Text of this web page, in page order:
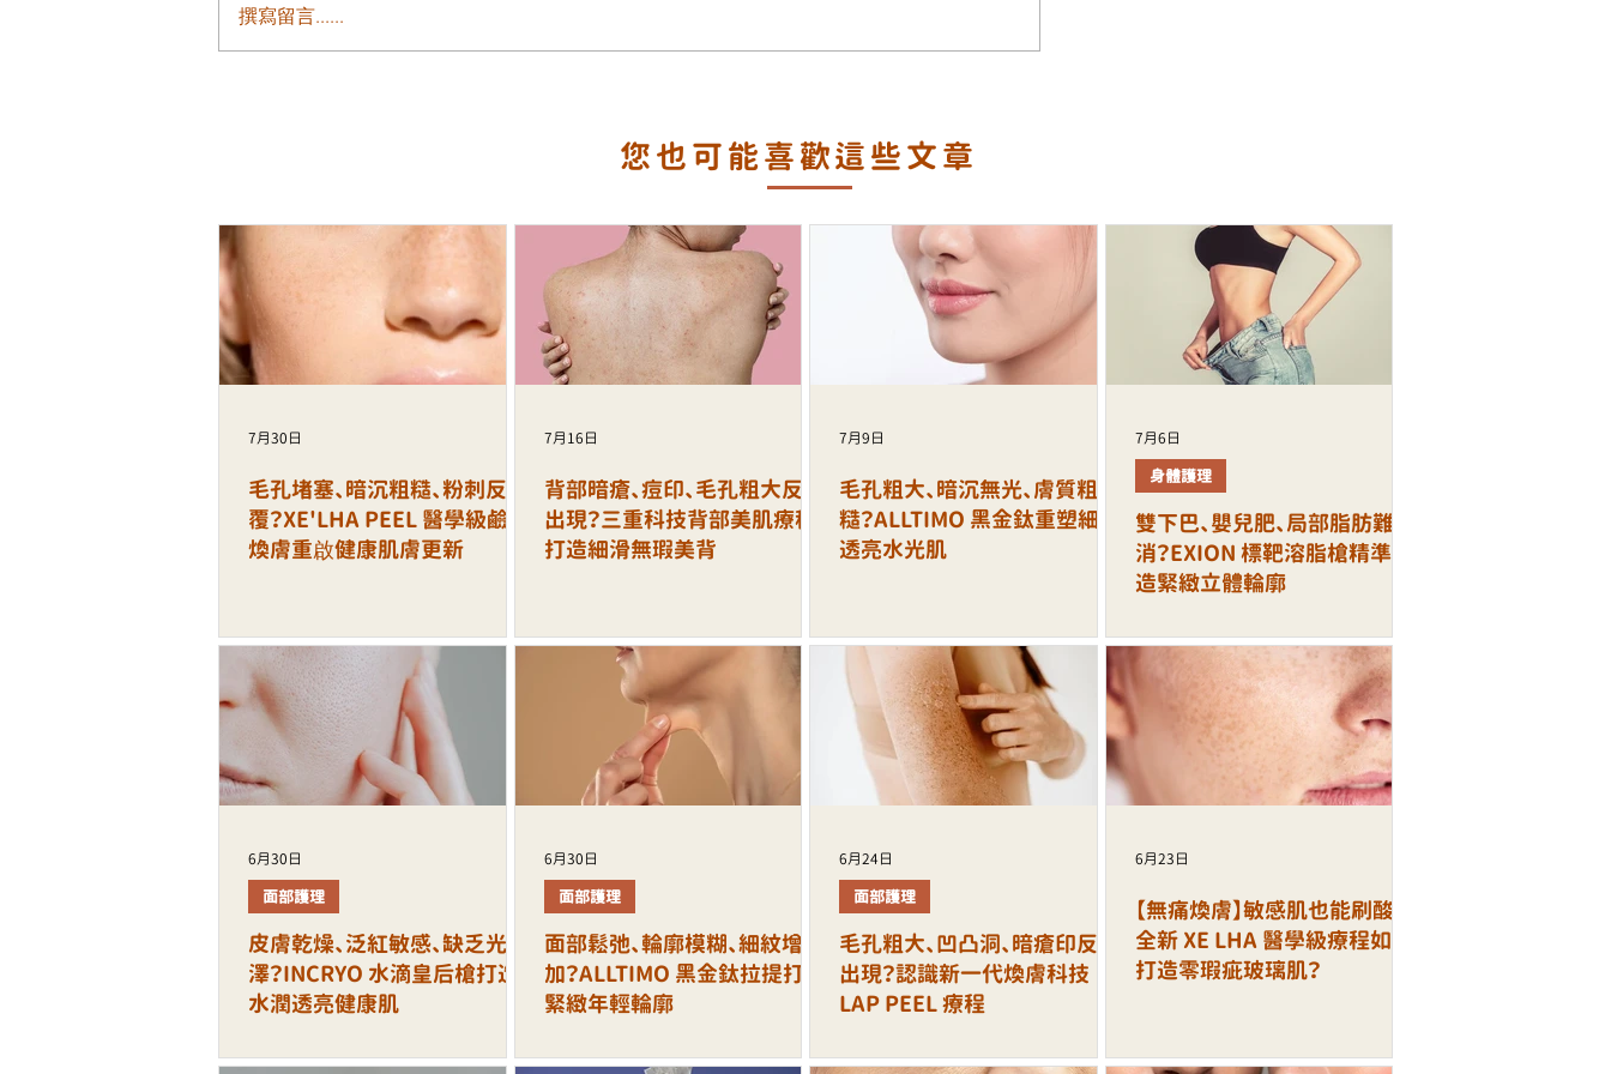
ALLTIMO 黑金鈦拉提打造緊緻年輕
撰寫留言......
您也可能喜歡這些文章
毛孔堵塞、暗沉粗糙、粉刺反
覆？XE'LHA PEEL 醫學級鹼性
煥膚重啟健康肌膚更新
7月30日
背部暗瘡、痘印、毛孔粗大反覆
出現？三重科技背部美肌療程
打造細滑無瑕美背
7月16日
毛孔粗大、暗沉無光、膚質粗
糙？ALLTIMO 黑金鈦重塑細緻
透亮水光肌
7月9日
雙下巴、嬰兒肥、局部脂肪難
消？EXION 標靶溶脂槍精準打
造緊緻立體輪廓
身體護理
7月6日
皮膚乾燥、泛紅敏感、缺乏光
澤？INCRYO 水滴皇后槍打造
水潤透亮健康肌
面部護理
6月30日
面部鬆弛、輪廓模糊、細紋增
加？ALLTIMO 黑金鈦拉提打造
緊緻年輕輪廓
面部護理
6月30日
毛孔粗大、凹凸洞、暗瘡印反覆
出現？認識新一代煥膚科技
LAP PEEL 療程
面部護理
6月24日
【無痛煥膚】敏感肌也能刷酸！
全新 XE LHA 醫學級療程如何
打造零瑕疵玻璃肌？
6月23日